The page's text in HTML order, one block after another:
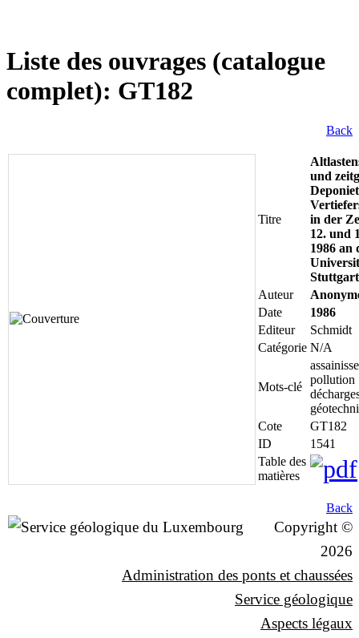
Liste des ouvrages (catalogue
complet): GT182
Back
Titre
und
in der
12. und
1986 an
Stuttgart
Auteur
Date
1986
Editeur
Schmidt
Catégorie N/A
Mots-clé
pollution
Cote
GT182
ID
1541
Table des
matières
Back
Copyright ©
2026
Administration des ponts et chaussées
Service géologique
Aspects légaux